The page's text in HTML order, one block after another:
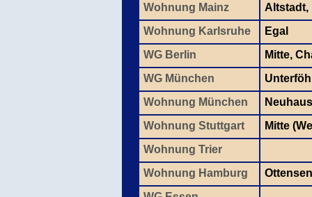
Wohnung Mainz
Altstadt,
Wohnung Karlsruhe
Egal
WG Berlin
Mitte,
WG München
Wohnung München
Wohnung Stuttgart
Mitte
Wohnung Trier
Wohnung Hamburg
Ottensen